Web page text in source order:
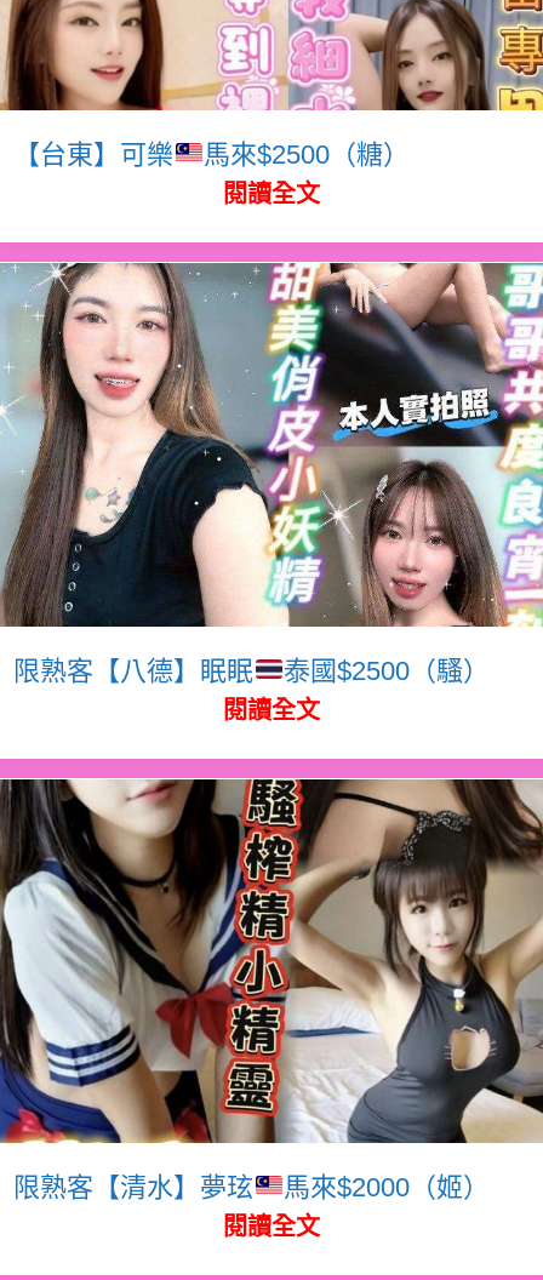
【台東】可樂 馬來$2500（糖）
閱讀全文
限熟客【八德】眠眠 泰國$2500（騷）
閱讀全文
限熟客【清水】夢玹 馬來$2000（姬）
閱讀全文